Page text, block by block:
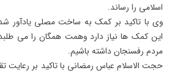
اسلامی را رساند.
وی با تاکید بر کمک به ساخت مصلی
این کمک ها نیاز دارد وهمت همگان را می
مردم رفسنجان داشته باشیم.
حجت الاسلام عباس رمضانی با تاکید بر رعایت